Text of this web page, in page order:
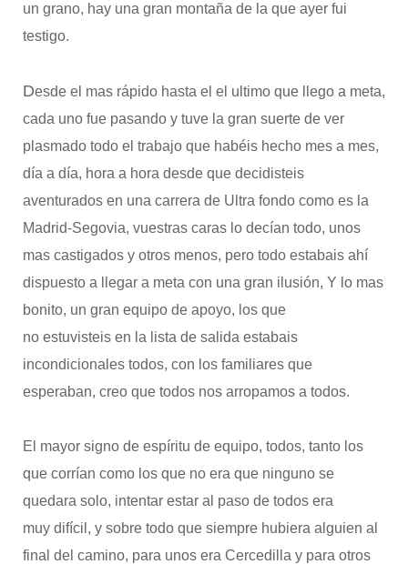
un grano, hay una gran montaña de la que ayer fui
testigo.
Desde el mas rápido hasta el el ultimo que llego a meta,
cada uno fue pasando y tuve la gran suerte de ver
plasmado todo el trabajo que habéis hecho mes a mes,
día a día, hora a hora desde que decidisteis
aventurados en una carrera de Ultra fondo como es la
Madrid-Segovia, vuestras caras lo decían todo, unos
mas castigados y otros menos, pero todo estabais ahí
dispuesto a llegar a meta con una gran ilusión, Y lo mas
bonito, un gran equipo de apoyo, los que
no estuvisteis en la lista de salida estabais
incondicionales todos, con los familiares que
esperaban, creo que todos nos arropamos a todos.
El mayor signo de espíritu de equipo, todos, tanto los
que corrían como los que no era que ninguno se
quedara solo, intentar estar al paso de todos era
muy difícil, y sobre todo que siempre hubiera alguien al
final del camino, para unos era Cercedilla y para otros